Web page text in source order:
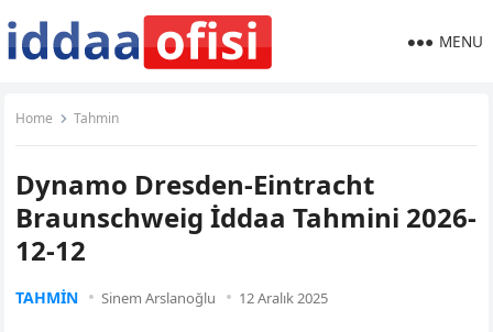
MENU
Home Tahmin
Dynamo Dresden-Eintracht
Braunschweig İddaa Tahmini 2026-
12-12
TAHMIN Sinem Arslanoğlu 12 Aralık 2025